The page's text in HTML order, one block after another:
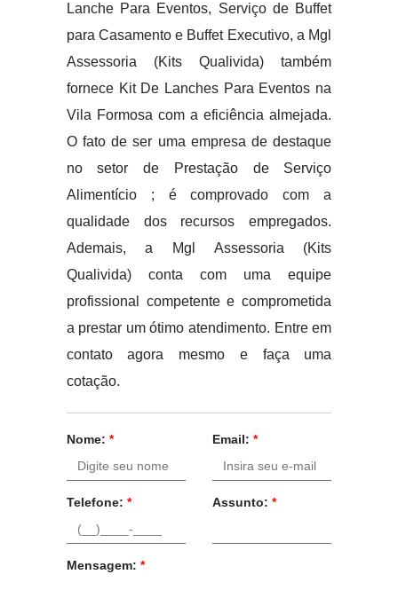
Lanche Para Eventos, Serviço de Buffet
para Casamento e Buffet Executivo, a Mgl
Assessoria (Kits Qualivida) também
fornece Kit De Lanches Para Eventos na
Vila Formosa com a eficiência almejada.
O fato de ser uma empresa de destaque
no setor de Prestação de Serviço
Alimentício ; é comprovado com a
qualidade dos recursos empregados.
Ademais, a Mgl Assessoria (Kits
Qualivida) conta com uma equipe
profissional competente e comprometida
a prestar um ótimo atendimento. Entre em
contato agora mesmo e faça uma
cotação.
Nome: * Email: *
Telefone: * Assunto: *
Mensagem: *